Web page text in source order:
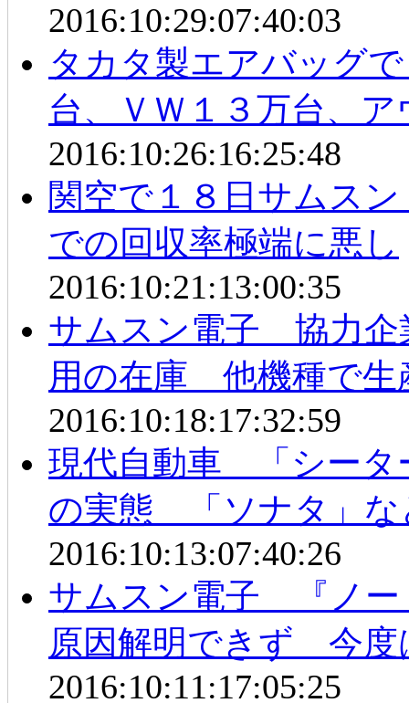
2016:10:29:07:40:03
タカタ製エアバッグ
台、ＶＷ１３万台、
2016:10:26:16:25:48
関空で１８日サムス
での回収率極端に悪し
2016:10:21:13:00:35
サムスン電子 協力
用の在庫 他機種で生
2016:10:18:17:32:59
現代自動車 「シータ
の実態 「ソナタ」な
2016:10:13:07:40:26
サムスン電子 『ノー
原因解明できず 今度
2016:10:11:17:05:25